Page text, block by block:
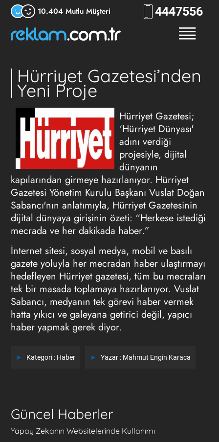
10.404 Mutlu Müşteri 4447556
Hürriyet Gazetesi’nden
Yeni Proje
Hürriyet Gazetesi;
‘Hürriyet Dünyası'
adını verdiği
projesiyle, dijital
dünyanın
kapılarından girmeye hazırlanıyor. Hürriyet
Gazetesi Yönetim Kurulu Başkanı Vuslat Doğan
Sabancı'nın anlatımıyla, Hürriyet Gazetesinin
dijital dünyaya girişinin özeti: “Herkese istediği
mecrada ve her dakikada haber.”
İnternet sitesi, sosyal medya, mobil ve basılı
gazete yoluyla her mecradan haber ulaştırmayı
hedefleyen Hürriyet gazetesi, tüm bu mecraları
tek bir masada toplamaya hazırlanıyor. Vuslat
Sabancı, medyanın tek görevi haber vermek
hatta yıkıcı ve galeyana getirici değil, yapıcı
haber yapmak gerek diyor.
Kategori : Haber Yazar : Mahmut Engin Karaca
Güncel Haberler
Yapay Zekanın Websitelerinde Kullanımı